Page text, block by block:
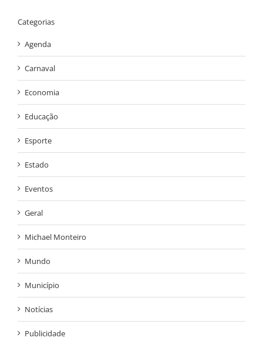
Categorias
Agenda
Carnaval
Economia
Educação
Esporte
Estado
Eventos
Geral
Michael Monteiro
Mundo
Município
Notícias
Publicidade